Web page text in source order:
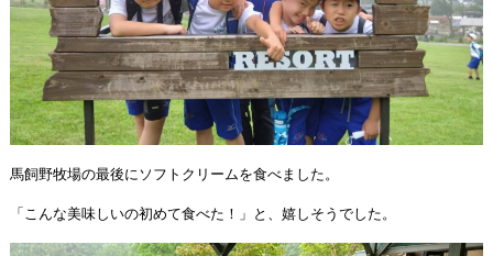
馬飼野牧場の最後にソフトクリームを食べました。
「こんな美味しいの初めて食べた！」と、嬉しそうでした。